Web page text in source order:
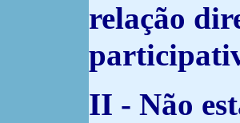
relação
II - Não